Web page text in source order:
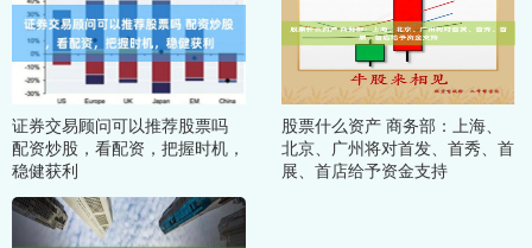
证券交易顾问可以推荐股票吗
配资炒股，看配资，把握时机，
稳健获利
股票什么资产 商务部：上海、
北京、广州将对首发、首秀、首
展、首店给予资金支持